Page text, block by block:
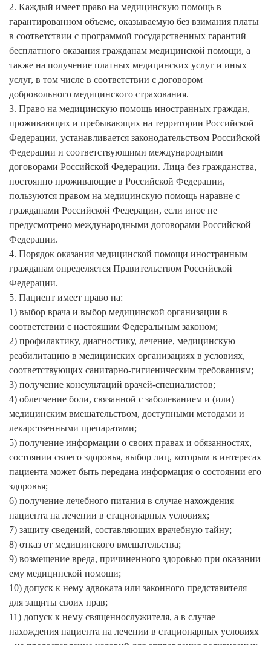
2. Каждый имеет право на медицинскую помощь в
гарантированном объеме, оказываемую без взимания платы
в соответствии с программой государственных гарантий
бесплатного оказания гражданам медицинской помощи, а
также на получение платных медицинских услуг и иных
услуг, в том числе в соответствии с договором
добровольного медицинского страхования.
3. Право на медицинскую помощь иностранных граждан,
проживающих и пребывающих на территории Российской
Федерации, устанавливается законодательством Российской
Федерации и соответствующими международными
договорами Российской Федерации. Лица без гражданства,
постоянно проживающие в Российской Федерации,
пользуются правом на медицинскую помощь наравне с
гражданами Российской Федерации, если иное не
предусмотрено международными договорами Российской
Федерации.
4. Порядок оказания медицинской помощи иностранным
гражданам определяется Правительством Российской
Федерации.
5. Пациент имеет право на:
1) выбор врача и выбор медицинской организации в
соответствии с настоящим Федеральным законом;
2) профилактику, диагностику, лечение, медицинскую
реабилитацию в медицинских организациях в условиях,
соответствующих санитарно-гигиеническим требованиям;
3) получение консультаций врачей-специалистов;
4) облегчение боли, связанной с заболеванием и (или)
медицинским вмешательством, доступными методами и
лекарственными препаратами;
5) получение информации о своих правах и обязанностях,
состоянии своего здоровья, выбор лиц, которым в интересах
пациента может быть передана информация о состоянии его
здоровья;
6) получение лечебного питания в случае нахождения
пациента на лечении в стационарных условиях;
7) защиту сведений, составляющих врачебную тайну;
8) отказ от медицинского вмешательства;
9) возмещение вреда, причиненного здоровью при оказании
ему медицинской помощи;
10) допуск к нему адвоката или законного представителя
для защиты своих прав;
11) допуск к нему священнослужителя, а в случае
нахождения пациента на лечении в стационарных условиях